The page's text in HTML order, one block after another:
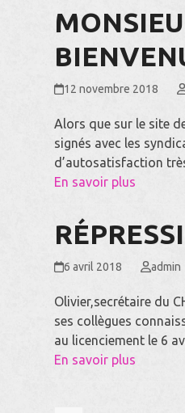
12 novembre 2018
Alors que sur le site
signés avec les
d’autosatisfaction
En savoir plus
6 avril 2018 admin
Olivier,secrétaire du
ses collègues
au licenciement le 6
En savoir plus